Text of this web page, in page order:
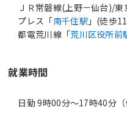
ＪＲ常磐線(上野－仙台)/
プレス「南千住駅 」(徒歩
都電荒川線「荒川区役所前
就業時間
日勤 9時00分〜17時40分（